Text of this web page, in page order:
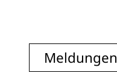
Meldungen